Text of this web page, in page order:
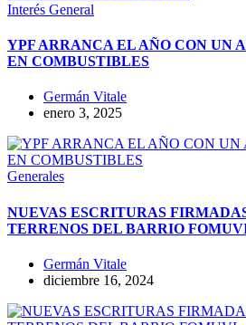
Interés General
YPF ARRANCA EL AÑO CON UN
EN COMBUSTIBLES
Germán Vitale
enero 3, 2025
Generales
NUEVAS ESCRITURAS
TERRENOS DEL BARRIO
Germán Vitale
diciembre 16, 2024